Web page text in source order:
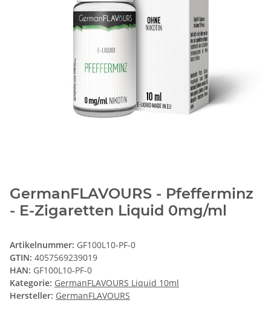
GermanFLAVOURS - Pfefferminz
- E-Zigaretten Liquid 0mg/ml
Artikelnummer: GF100L10-PF-0
GTIN: 4057569239019
HAN: GF100L10-PF-0
Kategorie: GermanFLAVOURS Liquid 10ml
Hersteller: GermanFLAVOURS